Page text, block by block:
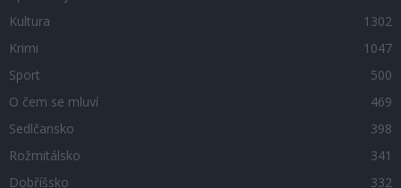
Kultura
1302
Krimi
1047
Sport
500
O čem se mluví
469
Sedlčansko
398
Rožmitálsko
341
Dobříšsko
332